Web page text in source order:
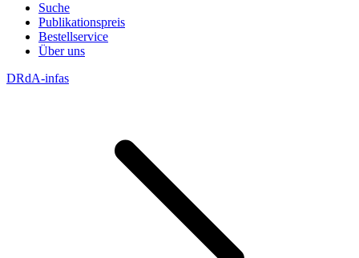
Suche
Publikationspreis
Bestellservice
Über uns
DRdA-infas